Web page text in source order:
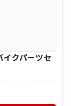
イクパーツセ